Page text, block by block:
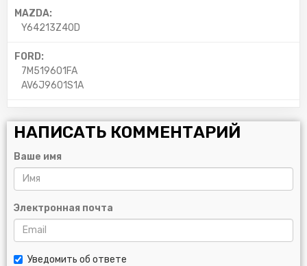
MAZDA:
Y64213Z40D
FORD:
7M519601FA
AV6J9601S1A
НАПИСАТЬ КОММЕНТАРИЙ
Ваше имя
Электронная почта
Уведомить об ответе